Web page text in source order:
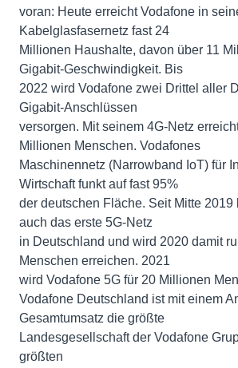
voran: Heute erreicht Vodafone in
Kabelglasfasernetz fast 24
Millionen Haushalte, davon über 11
Gigabit-Geschwindigkeit. Bis
2022 wird Vodafone zwei Drittel aller
Gigabit-Anschlüssen
versorgen. Mit seinem 4G-Netz
Millionen Menschen. Vodafones
Maschinennetz (Narrowband IoT) für
Wirtschaft funkt auf fast 95%
der deutschen Fläche. Seit Mitte 2019
auch das erste 5G-Netz
in Deutschland und wird 2020 damit
Menschen erreichen. 2021
wird Vodafone 5G für 20 Millionen
Vodafone Deutschland ist mit einem
Gesamtumsatz die größte
Landesgesellschaft der Vodafone
größten